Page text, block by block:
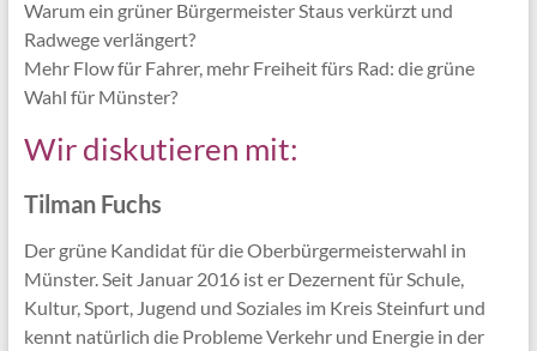
Warum ein grüner Bürgermeister Staus verkürzt und
Radwege verlängert?
Mehr Flow für Fahrer, mehr Freiheit fürs Rad: die grüne
Wahl für Münster?
Wir diskutieren mit:
Tilman Fuchs
Der grüne Kandidat für die Oberbürgermeisterwahl in
Münster. Seit Januar 2016 ist er Dezernent für Schule,
Kultur, Sport, Jugend und Soziales im Kreis Steinfurt und
kennt natürlich die Probleme Verkehr und Energie in der